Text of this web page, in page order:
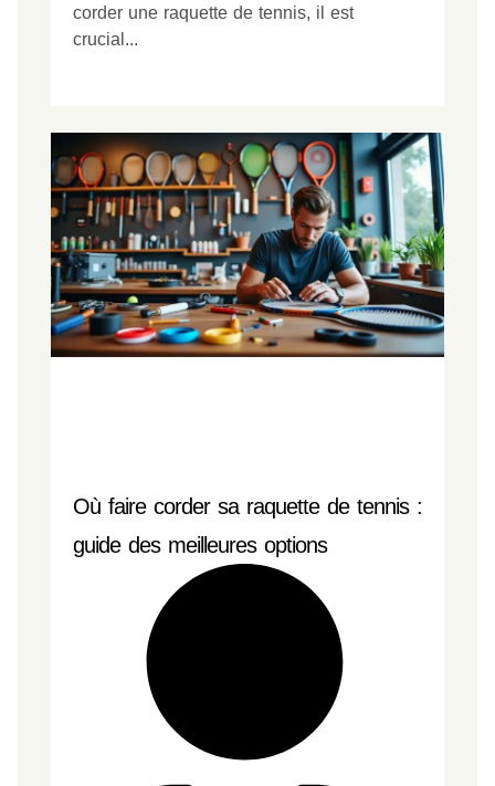
corder une raquette de tennis, il est
crucial...
Où faire corder sa raquette de tennis :
guide des meilleures options